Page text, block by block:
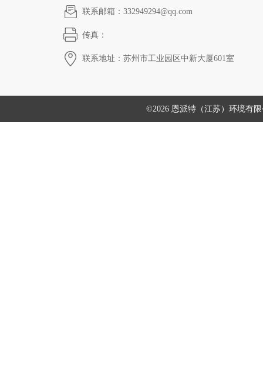
联系邮箱：332949294@qq.com
传真：
联系地址：苏州市工业园区中新大厦601室
©2026 恩派特（江苏）环境有